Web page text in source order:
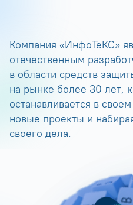
Компания «ИнфоТеКС»
отечественным
в области средств
на рынке более 30 лет,
останавливается в
новые проекты и
своего дела.